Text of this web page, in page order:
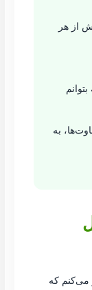
از هر
به
می‌کنم که